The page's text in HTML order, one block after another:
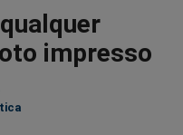
no
no
impresso